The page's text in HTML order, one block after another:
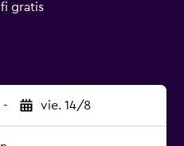
gratis
- vie. 14/8